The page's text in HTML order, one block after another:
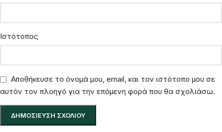
Ιστότοπος
Αποθήκευσε το όνομά μου, email, και τον ιστότοπο μου σε
αυτόν τον πλοηγό για την επόμενη φορά που θα σχολιάσω.